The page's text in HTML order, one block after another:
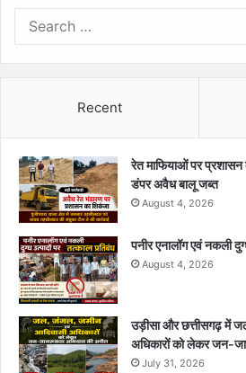
Recent
रेत माफियाओं पर
डंपर अवैध बालू जब्त
August 4, 2026
पनीर एनालॉग एवं नकली
August 4, 2026
उड़ीसा और छत्तीसगढ़ में
अधिकारों को लेकर जन-
July 31, 2026